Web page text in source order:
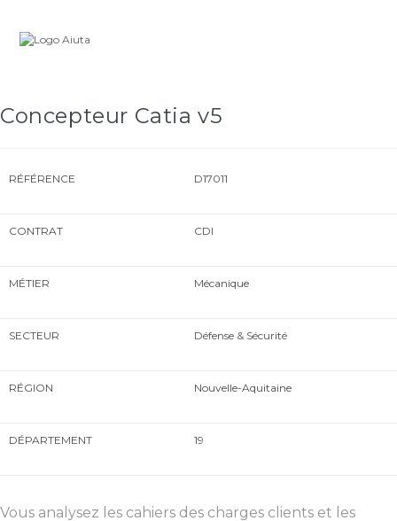
content
Carrière
Concepteur Catia v5
RÉFÉRENCE D17011
CONTRAT CDI
MÉTIER Mécanique
SECTEUR Défense & Sécurité
RÉGION Nouvelle-Aquitaine
DÉPARTEMENT 19
Vous analysez les cahiers des charges clients et les